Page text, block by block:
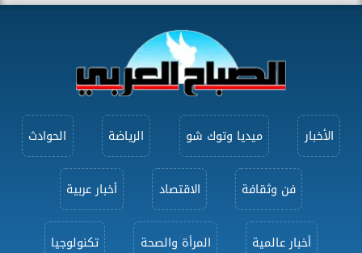
الأخبار ميديا وتوك شو الرياضة الحوادث
فن وثقافة الاقتصاد أخبار عربية
أخبار عالمية المرأة والصحة تكنولوجيا